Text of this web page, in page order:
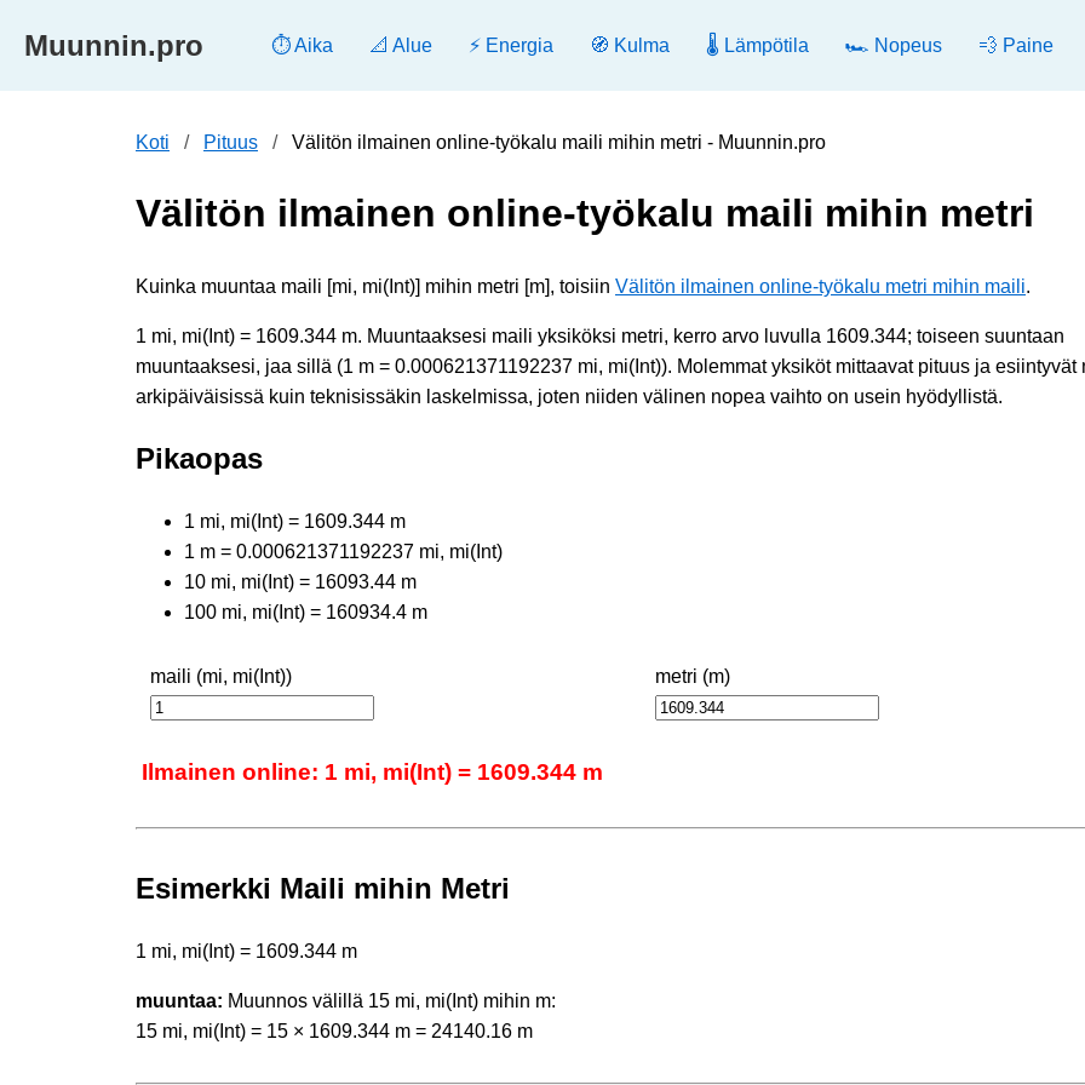
Muunnin.pro ⏱️ Aika 📐 Alue ⚡ Energia 🧭 Kulma 🌡️ Lämpötila 🏎️ Nopeus 💨 Paine
Koti Pituus Välitön ilmainen online-työkalu maili mihin metri - Muunnin.pro
Välitön ilmainen online-työkalu maili mihin metri
Kuinka muuntaa maili [mi, mi(Int)] mihin metri [m], toisiin Välitön ilmainen online-työkalu metri mihin maili.
1 mi, mi(Int) = 1609.344 m. Muuntaaksesi maili yksiköksi metri, kerro arvo luvulla 1609.344; toiseen suuntaan
muuntaaksesi, jaa sillä (1 m = 0.000621371192237 mi, mi(Int)). Molemmat yksiköt mittaavat pituus ja esiintyvät
arkipäiväisissä kuin teknisissäkin laskelmissa, joten niiden välinen nopea vaihto on usein hyödyllistä.
Pikaopas
1 mi, mi(Int) = 1609.344 m
1 m = 0.000621371192237 mi, mi(Int)
10 mi, mi(Int) = 16093.44 m
100 mi, mi(Int) = 160934.4 m
maili (mi, mi(Int)) metri (m)
Ilmainen online: 1 mi, mi(Int) = 1609.344 m
Esimerkki Maili mihin Metri
1 mi, mi(Int) = 1609.344 m
muuntaa: Muunnos välillä 15 mi, mi(Int) mihin m:
15 mi, mi(Int) = 15 × 1609.344 m = 24140.16 m